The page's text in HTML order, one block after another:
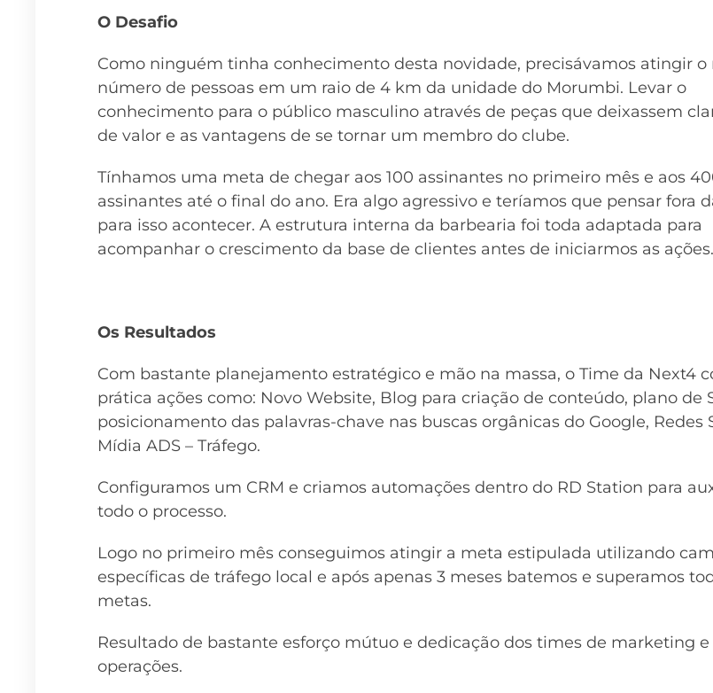
O Desafio
Como ninguém tinha conhecimento desta novidade, precisávamos atingir o
número de pessoas em um raio de 4 km da unidade do Morumbi. Levar o
conhecimento para o público masculino através de peças que deixassem
de valor e as vantagens de se tornar um membro do clube.
Tínhamos uma meta de chegar aos 100 assinantes no primeiro mês e aos
assinantes até o final do ano. Era algo agressivo e teríamos que pensar fora
para isso acontecer. A estrutura interna da barbearia foi toda adaptada para
acompanhar o crescimento da base de clientes antes de iniciarmos as ações.
Os Resultados
Com bastante planejamento estratégico e mão na massa, o Time da Next4
prática ações como: Novo Website, Blog para criação de conteúdo, plano de
posicionamento das palavras-chave nas buscas orgânicas do Google, Redes
Mídia ADS – Tráfego.
Configuramos um CRM e criamos automações dentro do RD Station para
todo o processo.
Logo no primeiro mês conseguimos atingir a meta estipulada utilizando
específicas de tráfego local e após apenas 3 meses batemos e superamos
metas.
Resultado de bastante esforço mútuo e dedicação dos times de marketing e
operações.